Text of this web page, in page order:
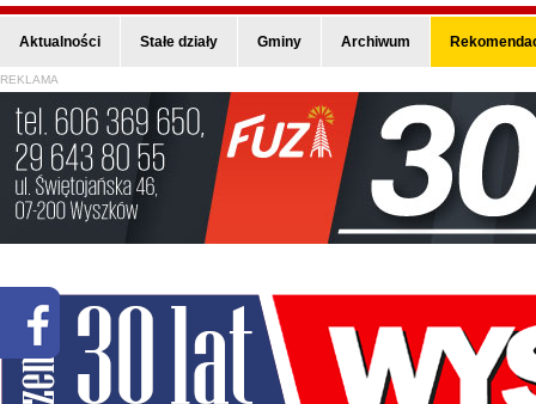
Aktualności Stałe działy Gminy Archiwum
REKLAMA